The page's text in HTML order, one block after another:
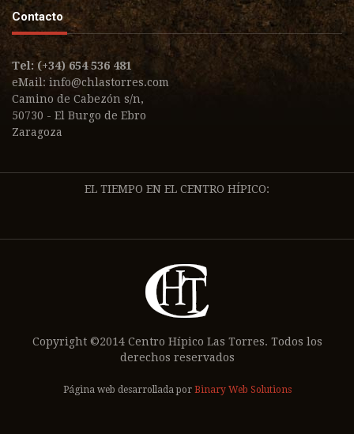
Contacto
Tel: (+34) 654 536 481
eMail: info@chlastorres.com
Camino de Cabezón s/n,
50730 - El Burgo de Ebro
Zaragoza
EL TIEMPO EN EL CENTRO HÍPICO:
Copyright ©2014 Centro Hípico Las Torres. Todos los
derechos reservados
Página web desarrollada por Binary Web Solutions